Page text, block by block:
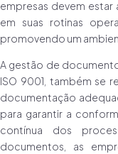
empresas devem estar
em suas rotinas
promovendo um
A gestão de
ISO 9001, também se
documentação
para garantir a
contínua dos
documentos, as